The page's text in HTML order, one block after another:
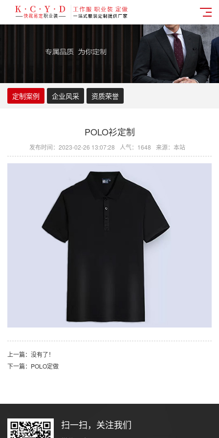
定制案例 企业风采 资质荣誉
POLO衫定制
发布时间：2023-02-26 13:07:28 人气：1648 来源：本站
上一篇：没有了！
下一篇：POLO定做
扫一扫，关注我们